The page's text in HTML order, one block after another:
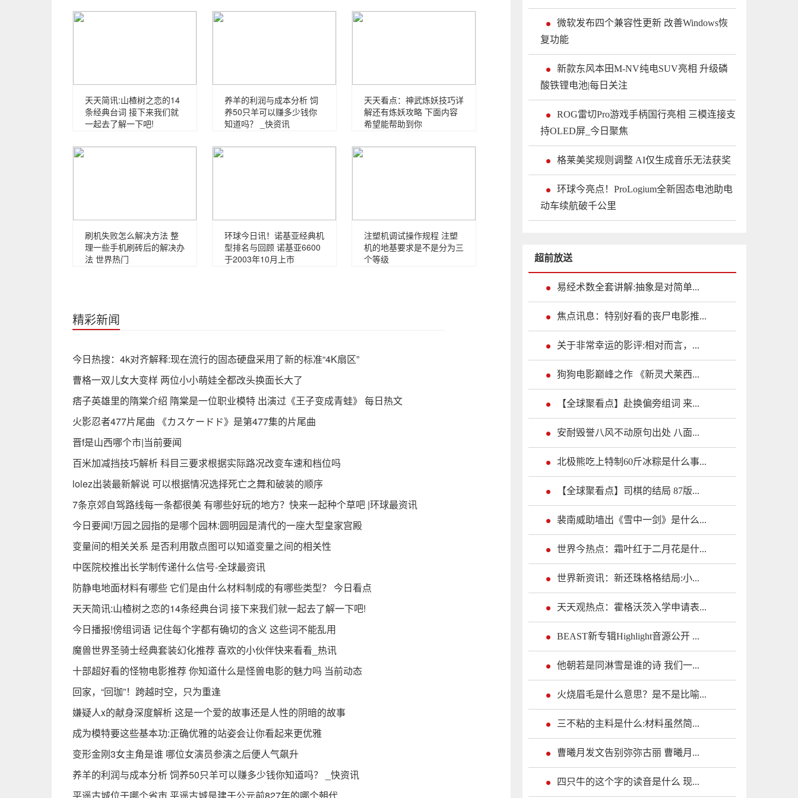
天天简讯:山楂树之恋的14
条经典台词 接下来我们就
一起去了解一下吧!
养羊的利润与成本分析 饲
养50只羊可以赚多少钱你
知道吗？ _快资讯
天天看点：神武炼妖技巧详
解还有炼妖攻略 下面内容
希望能帮助到你
刷机失败怎么解决方法 整
理一些手机刷砖后的解决办
法 世界热门
环球今日讯！诺基亚经典机
型排名与回顾 诺基亚6600
于2003年10月上市
注塑机调试操作规程 注塑
机的地基要求是不是分为三
个等级
精彩新闻
今日热搜：4k对齐解释:现在流行的固态硬盘采用了新的标准“4K扇区”
曹格一双儿女大变样 两位小小萌娃全都改头换面长大了
痞子英雄里的隋棠介绍 隋棠是一位职业模特 出演过《王子变成青蛙》 每日热文
火影忍者477片尾曲 《カスケードド》是第477集的片尾曲
晋f是山西哪个市|当前要闻
百米加减挡技巧解析 科目三要求根据实际路况改变车速和档位吗
lolez出装最新解说 可以根据情况选择死亡之舞和破装的顺序
7条京郊自驾路线每一条都很美 有哪些‬好玩的地方‬？快来一起种个草吧 |环球最资讯
今日要闻!万园之园指的是哪个园林:圆明园是清代的一座大型皇家宫殿
变量间的相关关系 是否利用散点图可以知道变量之间的相关性
中医院校推出长学制传递什么信号-全球最资讯
防静电地面材料有哪些 它们是由什么材料制成的有哪些类型？ 今日看点
天天简讯:山楂树之恋的14条经典台词 接下来我们就一起去了解一下吧!
今日播报!傍组词语 记住每个字都有确切的含义 这些词不能乱用
魔兽世界圣骑士经典套装幻化推荐 喜欢的小伙伴快来看看_热讯
十部超好看的怪物电影推荐 你知道什么是怪兽电影的魅力吗 当前动态
回家，“回珈”！跨越时空，只为重逢
嫌疑人x的献身深度解析 这是一个爱的故事还是人性的阴暗的故事
成为模特要这些基本功:正确优雅的站姿会让你看起来更优雅
变形金刚3女主角是谁 哪位女演员参演之后便人气飙升
养羊的利润与成本分析 饲养50只羊可以赚多少钱你知道吗？ _快资讯
微软发布四个兼容性更新 改善Windows恢
复功能
新款东风本田M-NV纯电SUV亮相 升级磷
酸铁锂电池|每日关注
ROG雷切Pro游戏手柄国行亮相 三模连接支
持OLED屏_今日聚焦
格莱美奖规则调整 AI仅生成音乐无法获奖
环球今亮点！ProLogium全新固态电池助电
动车续航破千公里
超前放送
易经术数全套讲解:抽象是对简单...
焦点讯息：特别好看的丧尸电影推...
关于非常幸运的影评:相对而言，...
狗狗电影巅峰之作 《新灵犬莱西...
【全球聚看点】赴换偏旁组词 来...
安耐毁誉八风不动原句出处 八面...
北极熊吃上特制60斤冰粽是什么事...
【全球聚看点】司棋的结局 87版...
裴南威助墙出《雪中一剑》是什么...
世界今热点：霜叶红于二月花是什...
世界新资讯：新还珠格格结局:小...
天天观热点：霍格沃茨入学申请表...
BEAST新专辑Highlight音源公开 ...
他朝若是同淋雪是谁的诗 我们一...
火烧眉毛是什么意思？是不是比喻...
三不粘的主料是什么:材料虽然简...
曹曦月发文告别弥弥古丽 曹曦月...
四只牛的这个字的读音是什么 现...